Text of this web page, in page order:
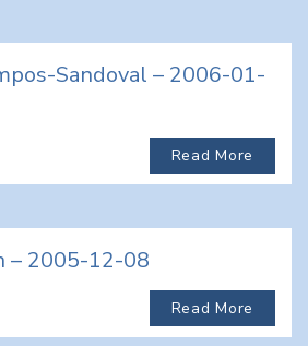
Sandoval – 2006-01-
Read More
– 2005-12-08
Read More